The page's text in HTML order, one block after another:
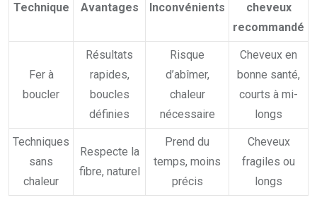
Technique Avantages Inconvénients
cheveux
recommandé
Fer à
boucler
Résultats
rapides,
boucles
définies
Risque
d’abîmer,
chaleur
nécessaire
Cheveux en
bonne santé,
courts à mi-
longs
Techniques
sans
chaleur
Respecte la
fibre, naturel
Prend du
temps, moins
précis
Cheveux
fragiles ou
longs